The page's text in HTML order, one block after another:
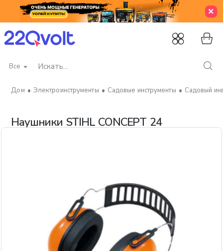
Все
Искать...
Наушники STIHL CONCEPT 24
Электроинструменты Садовые инструменты Садовый